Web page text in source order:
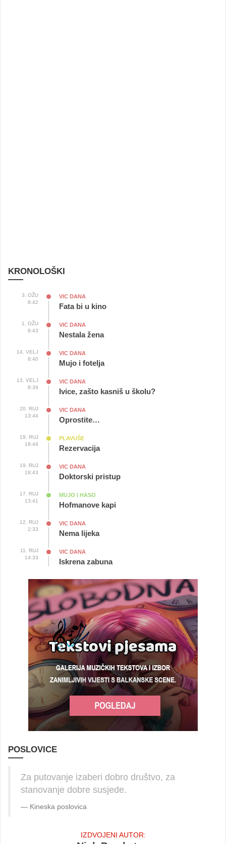
KRONOLOŠKI
3. OŽU
8:42
VIC DANA
Fata bi u kino
1. OŽU
8:43
VIC DANA
Nestala žena
14. VELJ
8:40
VIC DANA
Mujo i fotelja
13. VELJ
8:39
VIC DANA
Ivice, zašto kasniš u školu?
20. RUJ
13:44
VIC DANA
Oprostite…
19. RUJ
18:44
PLAVUŠE
Rezervacija
19. RUJ
18:43
VIC DANA
Doktorski pristup
17. RUJ
13:41
MUJO I HASO
Hofmanove kapi
12. RUJ
2:33
VIC DANA
Nema lijeka
11. RUJ
14:33
VIC DANA
Iskrena zabuna
POSLOVICE
Za putovanje izaberi dobro društvo, za
stanovanje dobre susjede.
Kineska poslovica
IZDVOJENI AUTOR: